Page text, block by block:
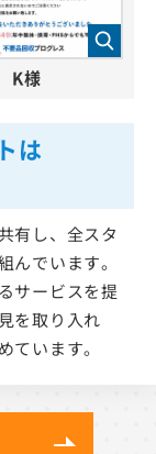
は
有し、全スタ
んでいます。
サービスを提
を取り入れ
ています。
K様